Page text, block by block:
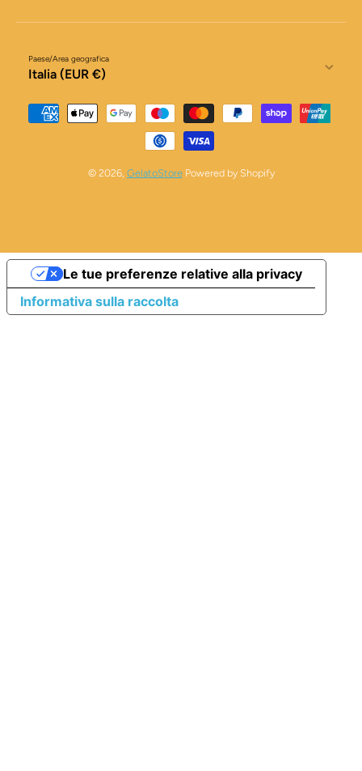
Paese/Area geografica
Italia (EUR €)
Metodi di pagamento
© 2026, GelatoStore Powered by Shopify
Informativa sulla raccolta
Le tue preferenze relative alla privacy